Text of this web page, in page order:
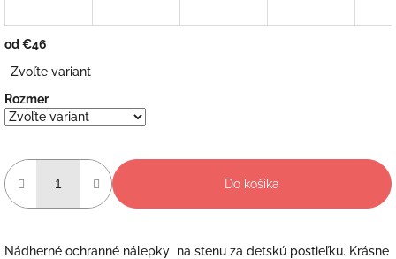
od€46
cena:
Zvoľte variant
Rozmer
Do košíka
Nádherné ochranné nálepky na stenu za detskú postieľku. Krásne